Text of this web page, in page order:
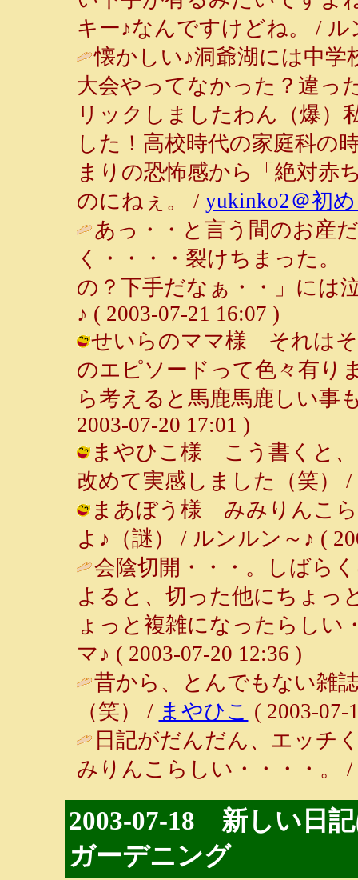
キー♪なんですけどね。 / ル
懐かしい♪洞爺湖には中学
大会やってなかった？違っ
リックしましたわん（爆）
した！高校時代の家庭科の
まりの恐怖感から「絶対赤
のにねぇ。 / yukinko2＠初
あっ・・と言う間のお産
く・・・・裂けちまった
の？下手だなぁ・・」には
♪ ( 2003-07-21 16:07 )
せいらのママ様 それはそ
のエピソードって色々有り
ら考えると馬鹿馬鹿しい事
2003-07-20 17:01 )
まやひこ様 こう書くと、
改めて実感しました（笑） /
まあぼう様 みみりんこら
よ♪（謎） / ルンルン～♪ (
会陰切開・・・。しばら
よると、切った他にちょっ
ょっと複雑になったらしい
マ♪ ( 2003-07-20 12:36 )
昔から、とんでもない雑
（笑） / まやひこ ( 2003-07-
日記がだんだん、エッ
みりんこらしい・・・・。 /
2003-07-18 新しい日
ガーデニング